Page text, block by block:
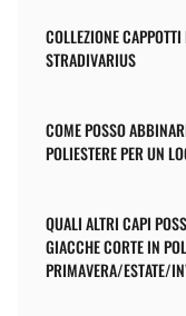
COLLEZIONE
STRADIVARIUS
COME POSSO
POLIESTERE PER UN
QUALI ALTRI CAPI
GIACCHE CORTE IN
PRIMAVERA/ESTATE/